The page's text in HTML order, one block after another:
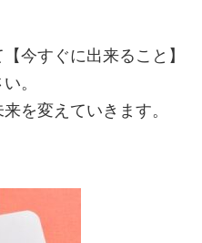
今すぐに出来ること】
。
を変えていきます。